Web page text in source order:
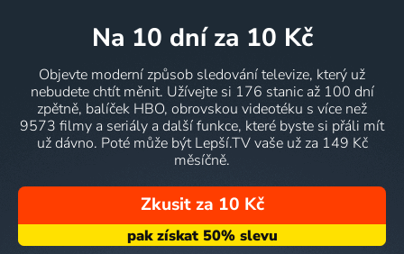
na 10 dní za 10 Kč
Objevte moderní způsob sledování televize, který už
nebudete chtít měnit. Užívejte si 176 stanic až 100 dní
zpětně, balíček HBO, obrovskou videotéku s více než
9573 filmy a seriály a další funkce, které byste si přáli mít
už dávno. Poté může být Lepší.TV vaše už za 149 Kč
měsíčně.
Zkusit za 10 Kč